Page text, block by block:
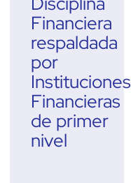
Financiera
respaldada
por
Instituciones
Financieras
de primer
nivel